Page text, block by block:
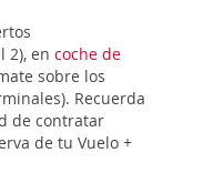
2), en coche de
sobre los
Recuerda
de contratar
de tu Vuelo +